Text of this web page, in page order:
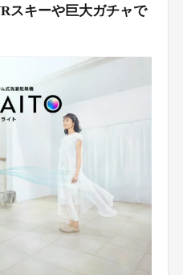
スキーや巨大ガチャで